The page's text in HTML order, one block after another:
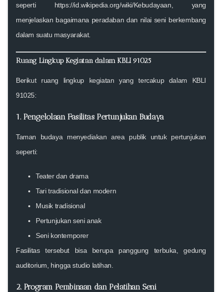
seperti https://id.wikipedia.org/wiki/Kebudayaan , yang
menjelaskan bagaimana peradaban dan nilai seni berkembang
dalam suatu masyarakat.
Ruang Lingkup Kegiatan dalam KBLI 91025
Berikut ruang lingkup kegiatan yang tercakup dalam KBLI
91025:
1. Pengelolaan Fasilitas Pertunjukan Budaya
Taman budaya menyediakan area publik untuk pertunjukan
seperti:
Teater dan drama
Tari tradisional dan modern
Musik tradisional
Pertunjukan seni anak
Seni kontemporer
Fasilitas tersebut bisa berupa panggung terbuka, gedung
auditorium, hingga studio latihan.
2. Program Pembinaan dan Pelatihan Seni